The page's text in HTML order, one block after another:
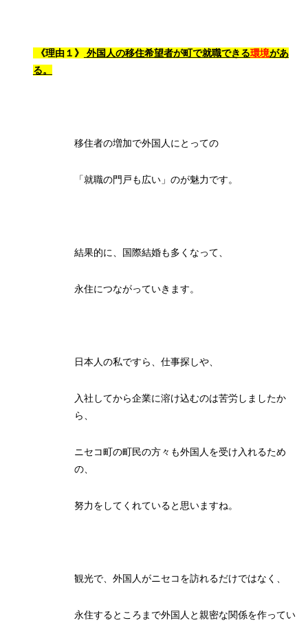
《理由１》 外国人の移住希望者が町で就職できる環境があ
る。
移住者の増加で外国人にとっての
「就職の門戸も広い」のが魅力です。
結果的に、国際結婚も多くなって、
永住につながっていきます。
日本人の私ですら、仕事探しや、
入社してから企業に溶け込むのは苦労しましたか
ら、
ニセコ町の町民の方々も外国人を受け入れるため
の、
努力をしてくれていると思いますね。
観光で、外国人がニセコを訪れるだけではなく、
永住するところまで外国人と親密な関係を作ってい